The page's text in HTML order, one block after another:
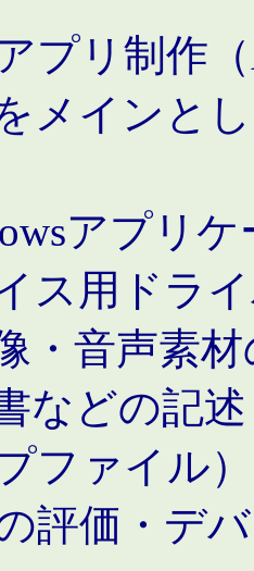
プリ制作
メインと
アプリ
ス用ドラ
・音声素
などの記
ファイル）
評価・デ